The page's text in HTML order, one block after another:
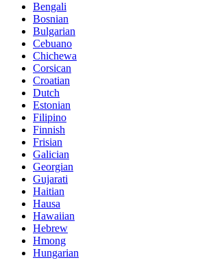
Bengali
Bosnian
Bulgarian
Cebuano
Chichewa
Corsican
Croatian
Dutch
Estonian
Filipino
Finnish
Frisian
Galician
Georgian
Gujarati
Haitian
Hausa
Hawaiian
Hebrew
Hmong
Hungarian